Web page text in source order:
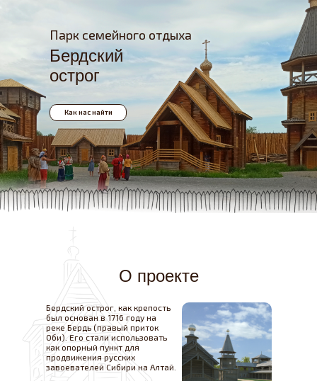
Бердский
острог
Парк семейного отдыха
Как нас найти
Фотогалерея
Бердский острог, как крепость
был основан в 1716 году на
реке Бердь (правый приток
Оби). Его стали использовать
как опорный пункт для
продвижения русских
завоевателей Сибири на Алтай.
О проекте